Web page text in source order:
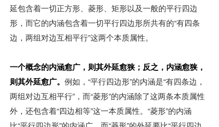
延包含着一切正方形、菱形、矩形以及一般的平行四边
形，而它的内涵包含着一切平行四边形所共有的“有四条
边，两组对边互相平行”这两个本质属性。
一个概念的内涵愈广，则其外延愈狭；反之，内涵愈狭，
则其外延愈广。 例如，“平行四边形”的内涵是“有四条边，
两组对边互相平行”，而“菱形”的内涵除了这两条本质属性
外，还包含着“四边相等”这一本质属性。“菱形”的内涵